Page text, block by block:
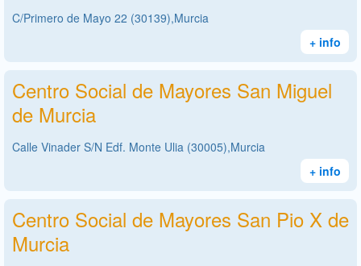
C/Primero de Mayo 22 (30139),Murcia
+ info
Centro Social de Mayores San Miguel
de Murcia
Calle Vinader S/N Edf. Monte Ulia (30005),Murcia
+ info
Centro Social de Mayores San Pio X de
Murcia